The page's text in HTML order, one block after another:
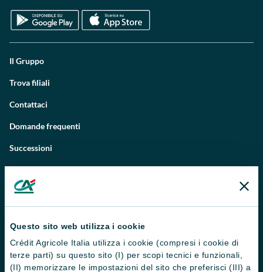
Questo sito web utilizza i cookie
Crédit Agricole Italia utilizza i cookie (compresi i cookie di
terze parti) su questo sito (I) per scopi tecnici e funzionali,
(II) memorizzare le impostazioni del sito che preferisci (III) a
Il Gruppo
Trova filiali
Contattaci
Domande frequenti
Successioni
Servizi e pagamenti digitali
News e Magazine
Disconoscimento operazioni